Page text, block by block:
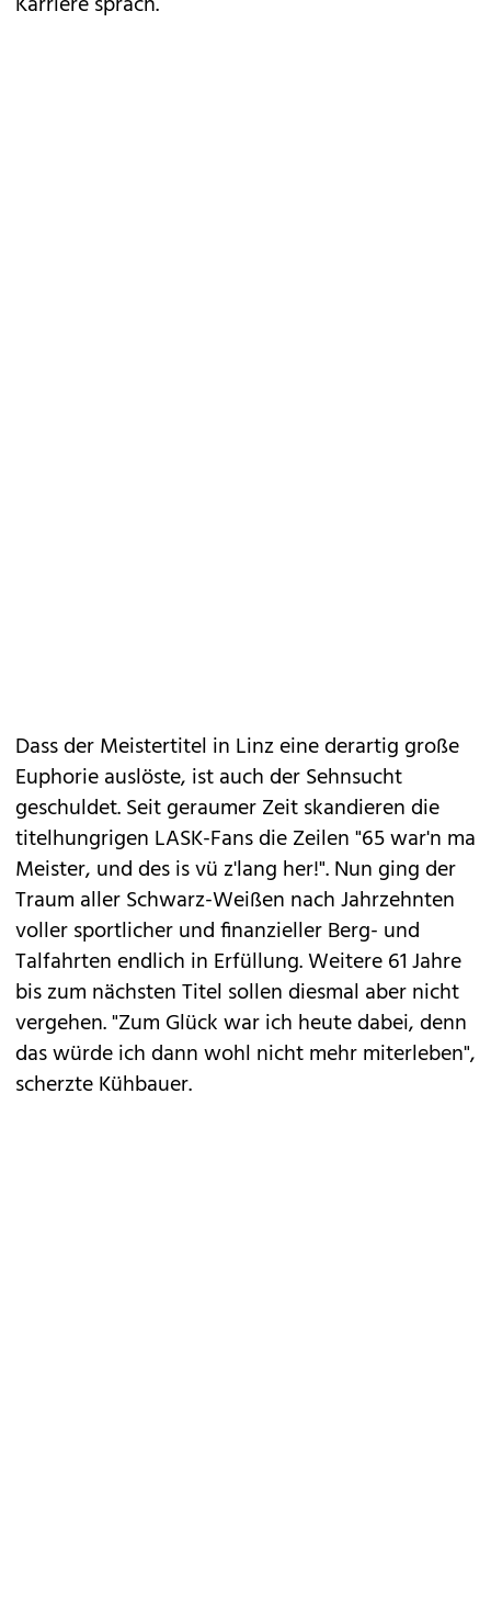
Dass der Meistertitel in Linz eine derartig große
Euphorie auslöste, ist auch der Sehnsucht
geschuldet. Seit geraumer Zeit skandieren die
titelhungrigen LASK-Fans die Zeilen "65 war'n ma
Meister, und des is vü z'lang her!". Nun ging der
Traum aller Schwarz-Weißen nach Jahrzehnten
voller sportlicher und finanzieller Berg- und
Talfahrten endlich in Erfüllung. Weitere 61 Jahre
bis zum nächsten Titel sollen diesmal aber nicht
vergehen. "Zum Glück war ich heute dabei, denn
das würde ich dann wohl nicht mehr miterleben",
scherzte Kühbauer.